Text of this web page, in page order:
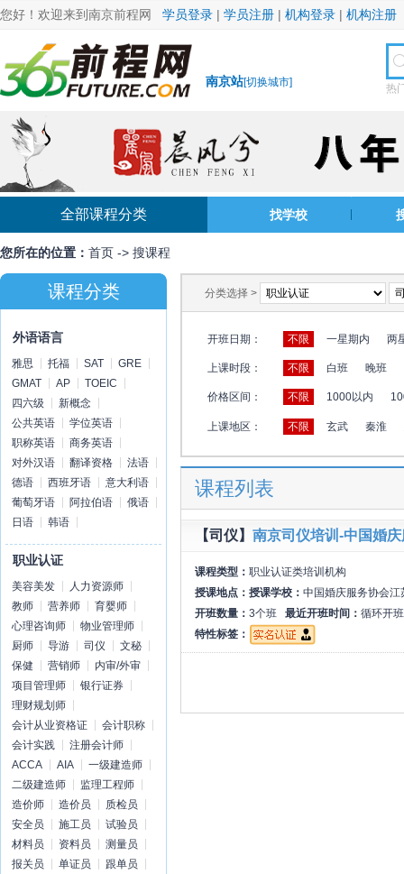
您好！欢迎来到南京前程网 学员登录 | 学员注册 | 机构登录 | 机构注册
南京站[切换城市] 热
全部课程分类 找学校
您所在的位置： 首页 -> 搜课程
课程分类
外语语言
雅思 托福 SAT
GRE
GMAT
AP
TOEIC
四六级
新概念
公共英语
学位英语
职称英语
商务英语
对外汉语
翻译资格
法语
德语
西班牙语
意大利语
葡萄牙语
阿拉伯语
俄语
日语
韩语
职业认证
美容美发
人力资源师
教师
营养师
育婴师
心理咨询师
物业管理师
厨师
导游 司仪
文秘
保健
营销师
内审/外审
项目管理师
银行证券
理财规划师
会计从业资格证
会计职称
会计实践
注册会计师
ACCA
AIA
一级建造师
二级建造师
监理工程师
造价师
造价员
质检员
安全员
施工员
试验员
材料员
资料员
测量员
报关员
单证员
跟单员
分类选择 >
开班日期： 不限 一星期内 两
上课时段： 不限 白班 晚班
价格区间： 不限 1000以内
上课地区： 不限 玄武 秦淮
课程列表
【司仪】 南京司仪培训-中国婚
课程类型： 职业认证类培训机构
授课地点： 授课学校： 中国婚庆服务协会江
开班数量： 3个班 最近开班时间： 循环开班
特性标签：